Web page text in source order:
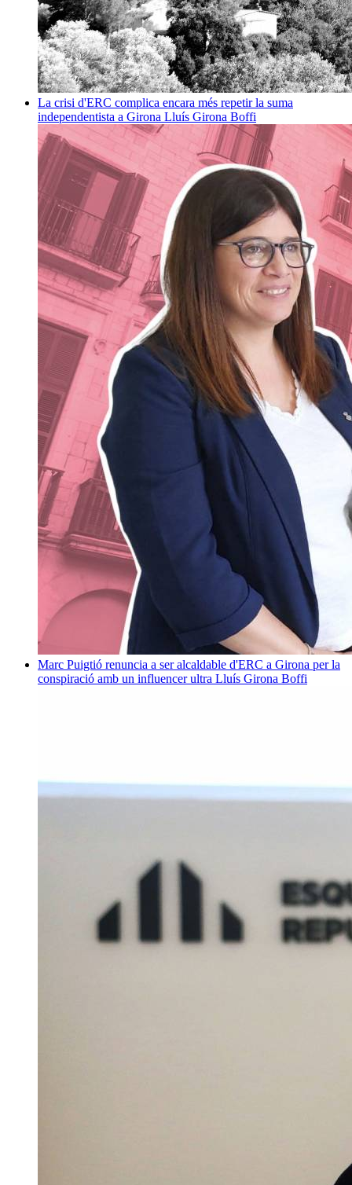
La crisi d'ERC complica encara més repetir la suma
independentista a Girona Lluís Girona Boffi
Marc Puigtió renuncia a ser alcaldable d'ERC a Girona per la
conspiració amb un influencer ultra Lluís Girona Boffi